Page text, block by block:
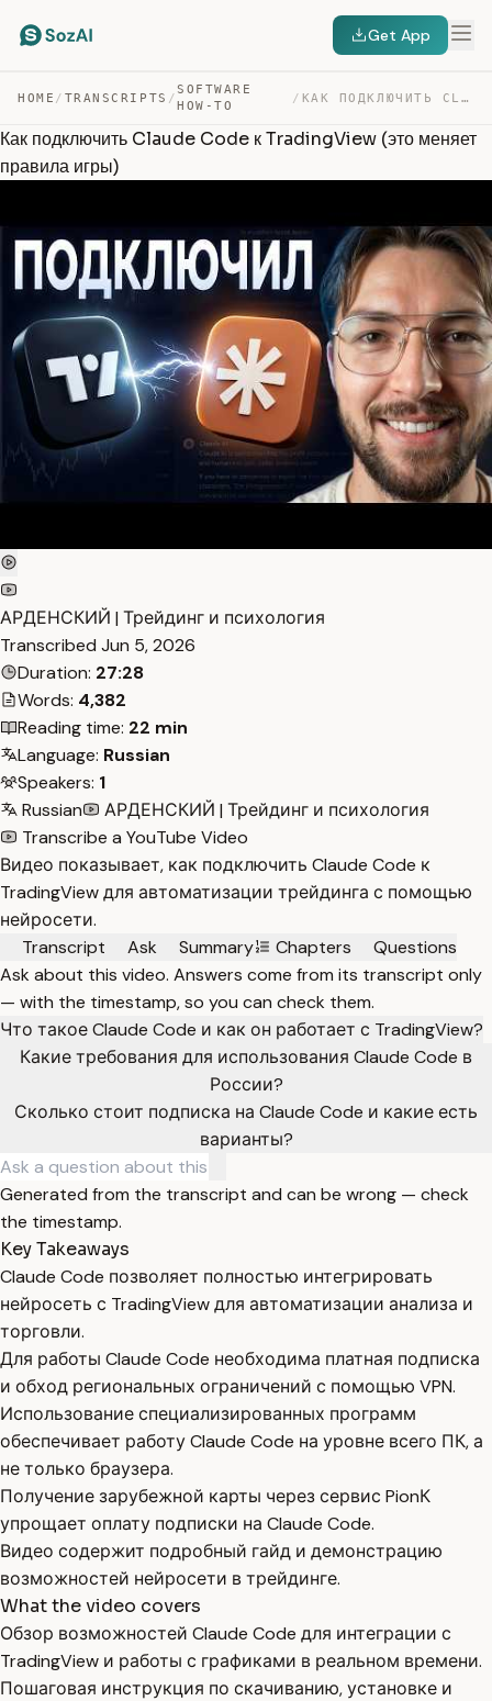
Get App
HOME / TRANSCRIPTS /
SOFTWARE
HOW-TO
/ КАК ПОДКЛЮЧИТЬ CLAUDE CODE К TRADINGVIEW (ЭТО МЕНЯЕТ ПР… — TRANSCRIPT
Как подключить Claude Code к TradingView (это меняет
правила игры)
АРДЕНСКИЙ | Трейдинг и психология
Transcribed Jun 5, 2026
Duration: 27:28
Words: 4,382
Reading time: 22 min
Language: Russian
Speakers: 1
Russian
АРДЕНСКИЙ | Трейдинг и психология
Transcribe a YouTube Video
Видео показывает, как подключить Claude Code к
TradingView для автоматизации трейдинга с помощью
нейросети.
Transcript
Ask Summary Chapters
Questions
Ask about this video. Answers come from its transcript only
— with the timestamp, so you can check them.
Что такое Claude Code и как он работает с TradingView?
Какие требования для использования Claude Code в
России?
Сколько стоит подписка на Claude Code и какие есть
варианты?
Generated from the transcript and can be wrong — check
the timestamp.
Key Takeaways
Claude Code позволяет полностью интегрировать
нейросеть с TradingView для автоматизации анализа и
торговли.
Для работы Claude Code необходима платная подписка
и обход региональных ограничений с помощью VPN.
Использование специализированных программ
обеспечивает работу Claude Code на уровне всего ПК, а
не только браузера.
Получение зарубежной карты через сервис PionК
упрощает оплату подписки на Claude Code.
Видео содержит подробный гайд и демонстрацию
возможностей нейросети в трейдинге.
What the video covers
Обзор возможностей Claude Code для интеграции с
TradingView и работы с графиками в реальном времени.
Пошаговая инструкция по скачиванию, установке и